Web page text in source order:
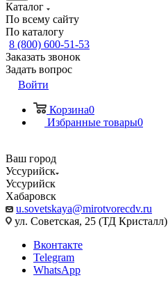
Каталог
По всему сайту
По каталогу
8 (800) 600-51-53
Заказать звонок
Задать вопрос
Войти
Корзина0
Избранные товары0
Ваш город
Уссурийск
Уссурийск
Хабаровск
u.sovetskaya@mirotvorecdv.ru
ул. Советская, 25 (ТД Кристалл)
Вконтакте
Telegram
WhatsApp